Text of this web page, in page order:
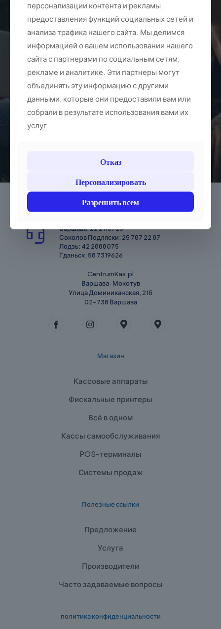
Вы хотите что-нибудь спросить?
Варшава:22 2116726
Соколов Подляски: 25 787 22 87
Лодзь: 42 2888075
Гданьск: 58 7319626
CentrumKas.pl
Варшава-Мокотув
Улица Доминиканская, 21б
02-738 Варшава
Магазин
Кассовые аппараты
Фискальные принтеры
Всё в одном
Кассы самообслуживания
POS-терминалы
Системы продаж
Полезные ссылки
Предложение
Услуга
Производители
Часто задаваемые вопросы
политика конфиденциальности
персонализации контента и рекламы,
предоставления функций социальных сетей и
анализа трафика нашего сайта. Мы делимся
информацией о вашем использовании нашего
сайта с партнерами по социальным сетям,
рекламе и аналитике. Эти партнеры могут
объединять эту информацию с другими
данными, которые они предоставили вам или
собрали в результате использования вами их
услуг.
Отказ
Персонализировать
Разрешить всем